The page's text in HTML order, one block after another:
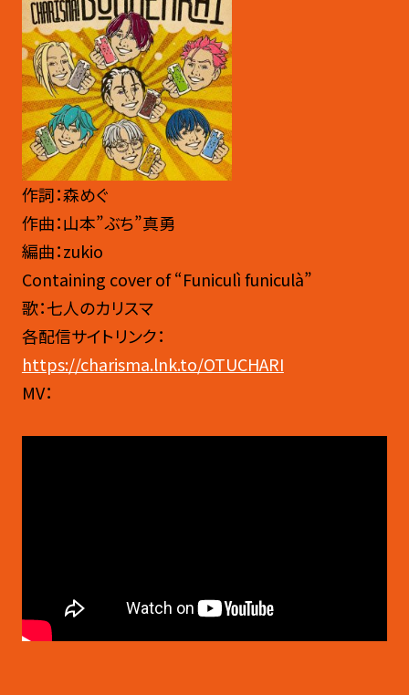
作詞：森めぐ
作曲：山本”ぶち”真勇
編曲：zukio
Containing cover of “Funiculì funiculà”
歌：七人のカリスマ
各配信サイトリンク：
https://charisma.lnk.to/OTUCHARI
MV：